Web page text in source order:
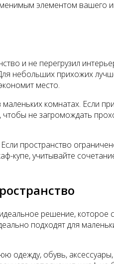
элементом вашего
и не перегрузил
небольших прихожих
место.
комнатах. Если
не загромождать
пространство
учитывайте
решение, которое
подходят для
обувь, аксессуары,